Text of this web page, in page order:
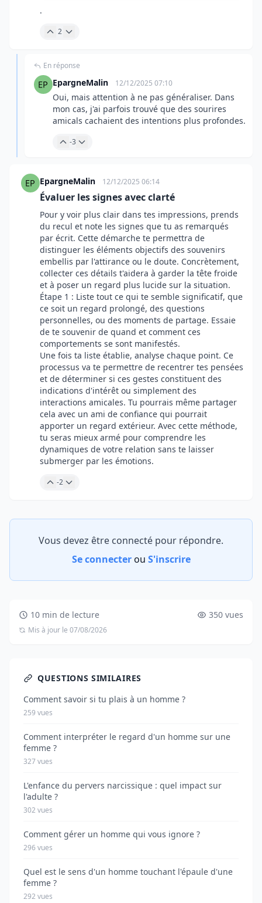
.
2
En réponse
EpargneMalin 12/12/2025 07:10
Oui, mais attention à ne pas généraliser. Dans
mon cas, j'ai parfois trouvé que des sourires
amicals cachaient des intentions plus profondes.
-3
EpargneMalin 12/12/2025 06:14
Évaluer les signes avec clarté
Pour y voir plus clair dans tes impressions, prends
du recul et note les signes que tu as remarqués
par écrit. Cette démarche te permettra de
distinguer les éléments objectifs des souvenirs
embellis par l'attirance ou le doute. Concrètement,
collecter ces détails t'aidera à garder la tête froide
et à poser un regard plus lucide sur la situation.
Étape 1 : Liste tout ce qui te semble significatif, que
ce soit un regard prolongé, des questions
personnelles, ou des moments de partage. Essaie
de te souvenir de quand et comment ces
comportements se sont manifestés.
Une fois ta liste établie, analyse chaque point. Ce
processus va te permettre de recentrer tes pensées
et de déterminer si ces gestes constituent des
indications d'intérêt ou simplement des
interactions amicales. Tu pourrais même partager
cela avec un ami de confiance qui pourrait
apporter un regard extérieur. Avec cette méthode,
tu seras mieux armé pour comprendre les
dynamiques de votre relation sans te laisser
submerger par les émotions.
-2
Vous devez être connecté pour répondre.
Se connecterou S'inscrire
10 min de lecture 350 vues
Mis à jour le 07/08/2026
QUESTIONS SIMILAIRES
Comment savoir si tu plais à un homme ?
259 vues
Comment interpréter le regard d'un homme sur une
femme ?
327 vues
L'enfance du pervers narcissique : quel impact sur
l'adulte ?
302 vues
Comment gérer un homme qui vous ignore ?
296 vues
Quel est le sens d'un homme touchant l'épaule d'une
femme ?
292 vues